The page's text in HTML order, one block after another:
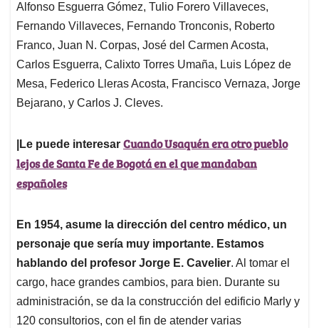
Alfonso Esguerra Gómez, Tulio Forero Villaveces,
Fernando Villaveces, Fernando Tronconis, Roberto
Franco, Juan N. Corpas, José del Carmen Acosta,
Carlos Esguerra, Calixto Torres Umaña, Luis López de
Mesa, Federico Lleras Acosta, Francisco Vernaza, Jorge
Bejarano, y Carlos J. Cleves.
|Le puede interesar Cuando Usaquén era otro pueblo
lejos de Santa Fe de Bogotá en el que mandaban
españoles
En 1954, asume la dirección del centro médico, un
personaje que sería muy importante. Estamos
hablando del profesor Jorge E. Cavelier. Al tomar el
cargo, hace grandes cambios, para bien. Durante su
administración, se da la construcción del edificio Marly y
120 consultorios, con el fin de atender varias